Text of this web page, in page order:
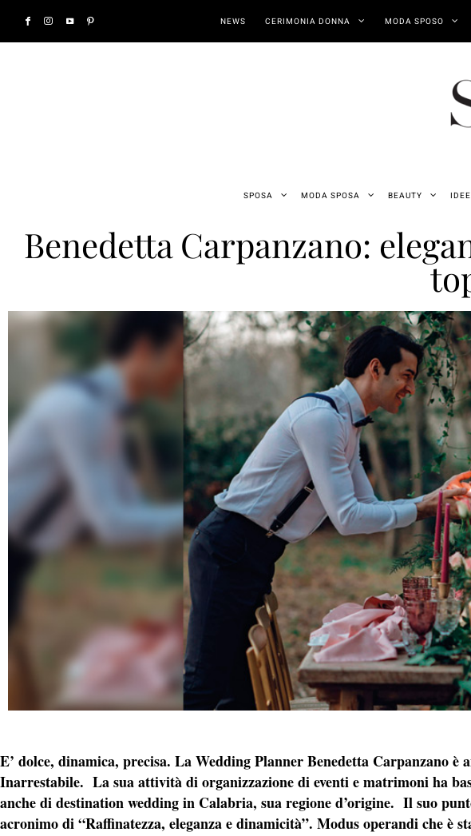
NEWS CERIMONIA DONNA MODA SPOSO
SPOSA MODA SPOSA BEAUTY
Benedetta Carpanzano:
E’ dolce, dinamica, precisa. La Wedding Planner Benedetta Carpanzano è
Inarrestabile. La sua attività di organizzazione di eventi e matrimoni ha
anche di destination wedding in Calabria, sua regione d’origine. Il suo
acronimo di “Raffinatezza, eleganza e dinamicità”. Modus operandi che è